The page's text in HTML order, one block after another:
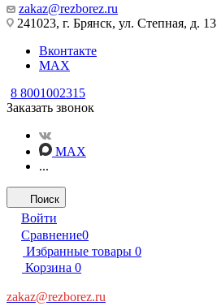
zakaz@rezborez.ru
241023, г. Брянск, ул. Степная, д. 13
Вконтакте
MAX
8 8001002315
Заказать звонок
MAX
...
Поиск
Войти
Сравнение0
Избранные товары 0
Корзина 0
zakaz@rezborez.ru